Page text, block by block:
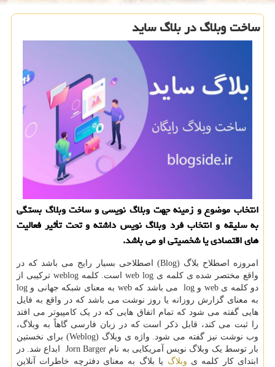
ساخت وبلاگ در بلاگ ساید
انتخاب موضوع و زمینه جهت وبلاگ نویسی و ساخت وبلاگ بستگی
به سلیقه و انتخاب فرد وبلاگ نویس داشته و تحت تأثیر فعالیت
های اقتصادی یا شخصیتی او می باشد.
امروزه اصطلاح بلاگ (Blog) اصطلاحی بسیار رایج می باشد که در
واقع مختصر شده‌ ی کلمه ی web logاست. کلمهweblog ترکیبی از
دو کلمه یweb وlog می باشد کهweb به معنای شبکه جهانی و log
به معنای گزارش روزانه یا روز نوشت می باشد که در واقع به فایل
هایی گفته می شود که تمام اتفاق هایی که در یک کامپیوتر می افتد
را ثبت می کند، قابل ذکر است که در زبان فارسی گاهاً به وبلاگ،
وب نوشت نیز گفته می شود. واژه ی وبلاگ (Weblog) برای نخستین
بار توسط یک وبلاگ نویس آمریکایی به نام Jorn Barger ابداع شد. در
ابتدای کار کلمه ی وبلاگ یا بلاگ به معنای دفترچه خاطرات آنلاین